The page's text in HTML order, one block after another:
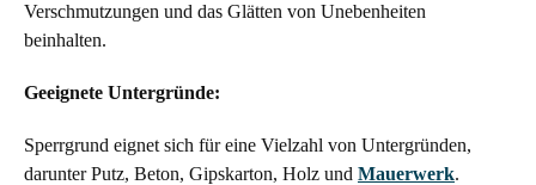
Verschmutzungen und das Glätten von Unebenheiten
beinhalten.
Geeignete Untergründe:
Sperrgrund eignet sich für eine Vielzahl von Untergründen,
darunter Putz, Beton, Gipskarton, Holz und Mauerwerk.